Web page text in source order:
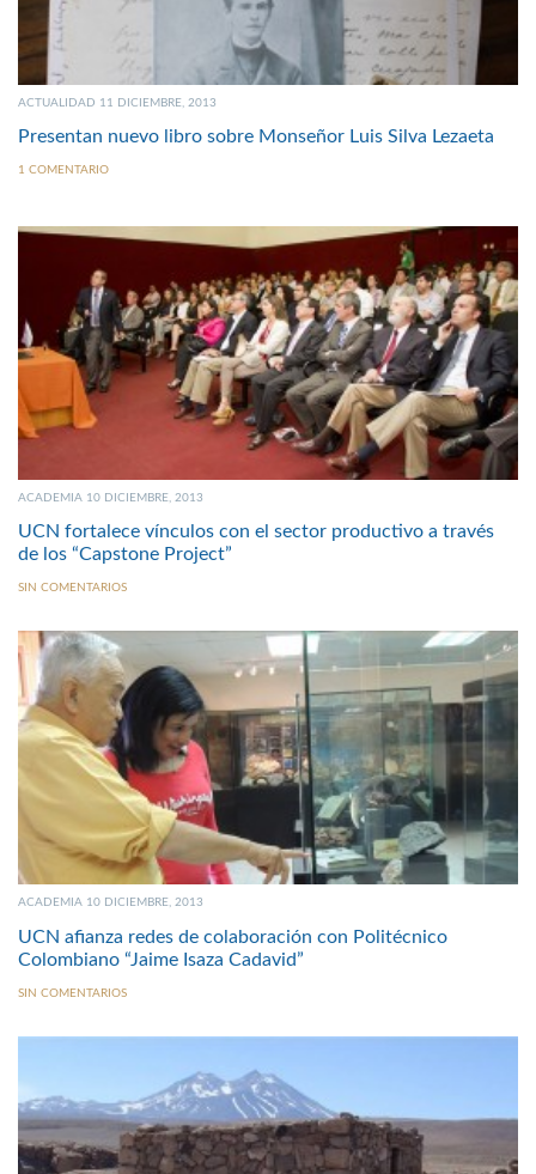
ACTUALIDAD 11 DICIEMBRE, 2013
Presentan nuevo libro sobre Monseñor Luis Silva Lezaeta
1 COMENTARIO
ACADEMIA 10 DICIEMBRE, 2013
UCN fortalece vínculos con el sector productivo a través
de los “Capstone Project”
SIN COMENTARIOS
ACADEMIA 10 DICIEMBRE, 2013
UCN afianza redes de colaboración con Politécnico
Colombiano “Jaime Isaza Cadavid”
SIN COMENTARIOS